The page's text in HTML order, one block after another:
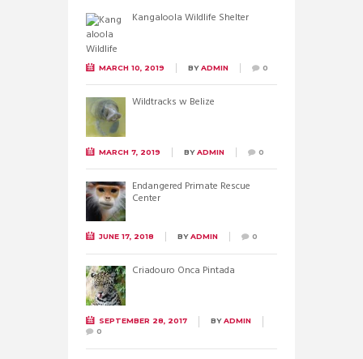
Kangaloola Wildlife Shelter
MARCH 10, 2019 BYADMIN 0
Wildtracks w Belize
MARCH 7, 2019 BYADMIN 0
Endangered Primate Rescue
Center
JUNE 17, 2018 BYADMIN 0
Criadouro Onca Pintada
SEPTEMBER 28, 2017 BYADMIN
0